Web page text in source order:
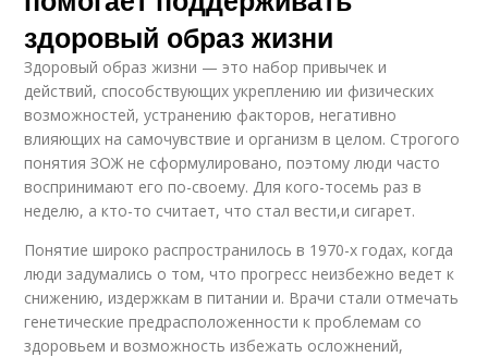
здоровый образ жизни
Здоровый образ жизни — это набор привычек и
действий, способствующих укреплению ии физических
возможностей, устранению факторов, негативно
влияющих на самочувствие и организм в целом. Строгого
понятия ЗОЖ не сформулировано, поэтому люди часто
воспринимают его по-своему. Для кого-тосемь раз в
неделю, а кто-то считает, что стал вести,и сигарет.
Понятие широко распространилось в 1970-х годах, когда
люди задумались о том, что прогресс неизбежно ведет к
снижению, издержкам в питании и. Врачи стали отмечать
генетические предрасположенности к проблемам со
здоровьем и возможность избежать осложнений,